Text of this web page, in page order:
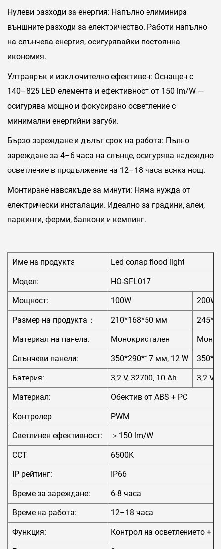
Нулеви разходи за енергия: Напълно елиминира
външните разходи за електричество. Работи напълно
на слънчева енергия, осигурявайки постоянна
икономия.
Ултраярък и изключително ефективен: Оснащен с
140–825 LED елемента и ефективност от 150 lm/W —
осигурява мощно и фокусирано осветление с
минимални енергийни загуби.
Бързо зареждане и дълъг срок на работа: Пълно
зареждане за 4–6 часа на слънце, осигурява надеждно
осветление в продължение на 12–18 часа всяка нощ.
Монтиране навсякъде за минути: Няма нужда от
електрически инсталации. Идеално за градини, алеи,
паркинги, ферми, балкони и кемпинг.
Име на продукта Led солар flood light
Модел: HO-SFL017
Мощност: 100W 200W
Размер на продукта： 210*168*50 мм
Материал на панела: Монокристален
Слънчеви панели: 350*290*17 мм, 12 W
Батерия: 3,2 V, 32700, 10 Ah 3,2 V,
Материал: Обектив от ABS + PC
Контролер PWM
Светлинен ефективност: ＞150 lm/W
CCT 6500K
IP рейтинг: IP66
Време за зареждане: 6-8 часа
Време на работа: 12–18 часа
Функция: Контрол на осветлението +